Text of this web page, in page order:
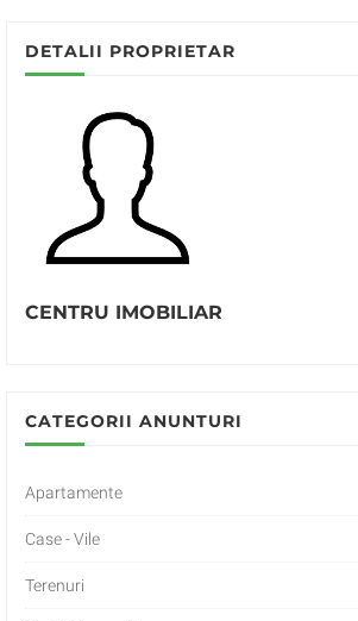
DETALII PROPRIETAR
CENTRU IMOBILIAR
CATEGORII ANUNTURI
Apartamente
Case - Vile
Terenuri